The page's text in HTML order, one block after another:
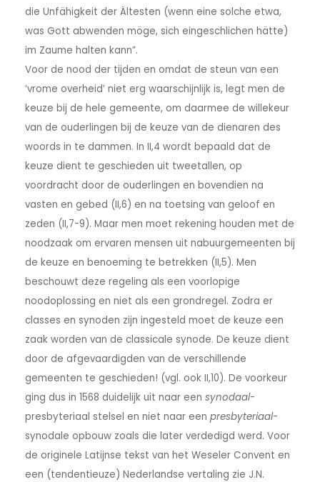
die Unfähigkeit der Ältesten (wenn eine solche etwa,
was Gott abwenden möge, sich eingeschlichen hätte)
im Zaume halten kann”.
Voor de nood der tijden en omdat de steun van een
‘vrome overheid’ niet erg waarschijnlijk is, legt men de
keuze bij de hele gemeente, om daarmee de willekeur
van de ouderlingen bij de keuze van de dienaren des
woords in te dammen. In II,4 wordt bepaald dat de
keuze dient te geschieden uit tweetallen, op
voordracht door de ouderlingen en bovendien na
vasten en gebed (II,6) en na toetsing van geloof en
zeden (II,7-9). Maar men moet rekening houden met de
noodzaak om ervaren mensen uit nabuurgemeenten bij
de keuze en benoeming te betrekken (II,5). Men
beschouwt deze regeling als een voorlopige
noodoplossing en niet als een grondregel. Zodra er
classes en synoden zijn ingesteld moet de keuze een
zaak worden van de classicale synode. De keuze dient
door de afgevaardigden van de verschillende
gemeenten te geschieden! (vgl. ook II,10). De voorkeur
ging dus in 1568 duidelijk uit naar een synodaal-
presbyteriaal stelsel en niet naar een presbyteriaal-
synodale opbouw zoals die later verdedigd werd. Voor
de originele Latijnse tekst van het Weseler Convent en
een (tendentieuze) Nederlandse vertaling zie J.N.